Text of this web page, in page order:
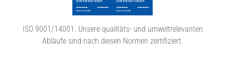
ISO 9001/14001. Unsere qualitäts- und umweltrelevanten
Abläufe sind nach diesen Normen zertifiziert.